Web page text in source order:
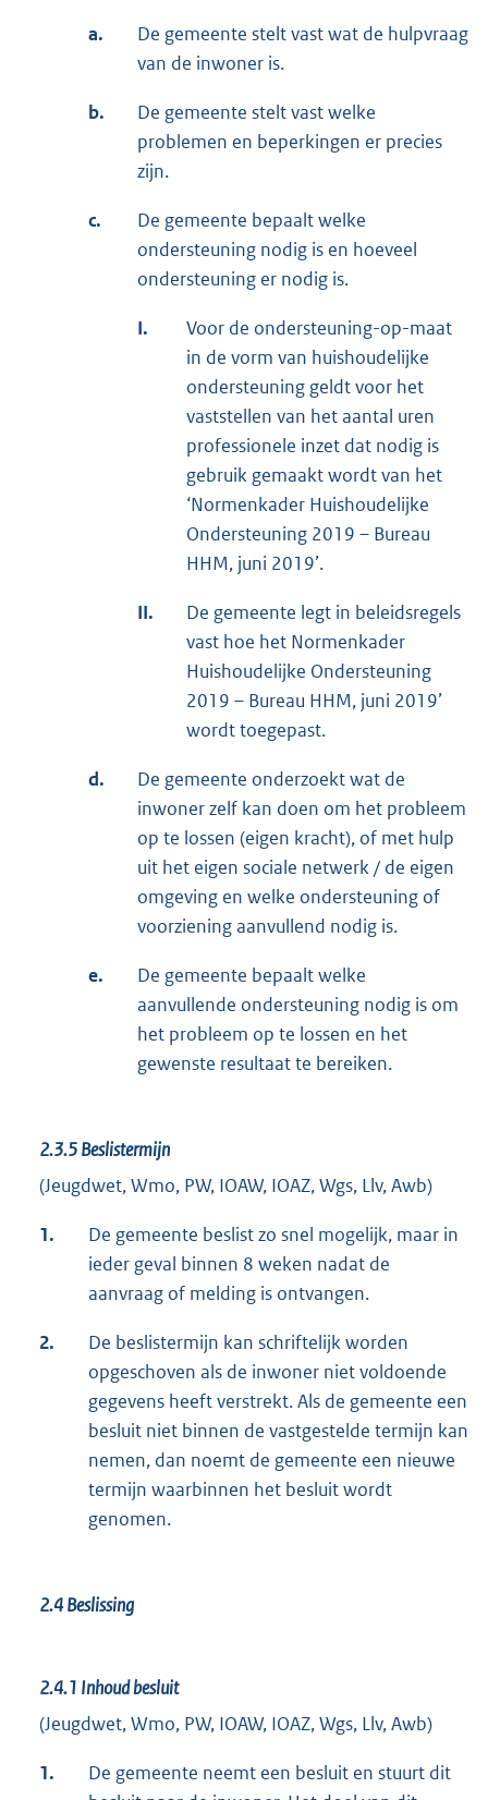
a.
De gemeente stelt vast wat de hulpvraag
van de inwoner is.
b.
De gemeente stelt vast welke
problemen en beperkingen er precies
zijn.
c.
De gemeente bepaalt welke
ondersteuning nodig is en hoeveel
ondersteuning er nodig is.
I.
Voor de ondersteuning-op-maat
in de vorm van huishoudelijke
ondersteuning geldt voor het
vaststellen van het aantal uren
professionele inzet dat nodig is
gebruik gemaakt wordt van het
‘Normenkader Huishoudelijke
Ondersteuning 2019 – Bureau
HHM, juni 2019’.
II.
De gemeente legt in beleidsregels
vast hoe het Normenkader
Huishoudelijke Ondersteuning
2019 – Bureau HHM, juni 2019’
wordt toegepast.
d.
De gemeente onderzoekt wat de
inwoner zelf kan doen om het probleem
op te lossen (eigen kracht), of met hulp
uit het eigen sociale netwerk / de eigen
omgeving en welke ondersteuning of
voorziening aanvullend nodig is.
e.
De gemeente bepaalt welke
aanvullende ondersteuning nodig is om
het probleem op te lossen en het
gewenste resultaat te bereiken.
2.3.5Beslistermijn
(Jeugdwet, Wmo, PW, IOAW, IOAZ, Wgs, Llv, Awb)
1.
De gemeente beslist zo snel mogelijk, maar in
ieder geval binnen 8 weken nadat de
aanvraag of melding is ontvangen.
2.
De beslistermijn kan schriftelijk worden
opgeschoven als de inwoner niet voldoende
gegevens heeft verstrekt. Als de gemeente een
besluit niet binnen de vastgestelde termijn kan
nemen, dan noemt de gemeente een nieuwe
termijn waarbinnen het besluit wordt
genomen.
2.4Beslissing
2.4.1 Inhoud besluit
(Jeugdwet, Wmo, PW, IOAW, IOAZ, Wgs, Llv, Awb)
1.
De gemeente neemt een besluit en stuurt dit